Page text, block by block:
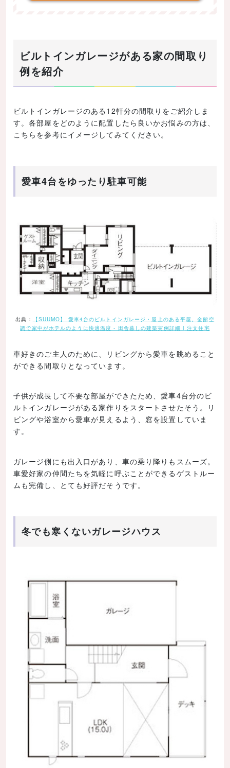
ポイント
部屋の配置
玄関からの動線
コストの問題
ビルトインガレージがある家の間取り
例を紹介
ビルトインガレージのある12軒分の間取りをご紹介しま
す。各部屋をどのように配置したら良いかお悩みの方は、
こちらを参考にイメージしてみてください。
愛車4台をゆったり駐車可能
出典：
【SUUMO】 愛車4台のビルトインガレージ・屋上のある平屋。全館空
調で家中がホテルのように快適温度 - 田舎暮しの建築実例詳細 | 注文住宅
車好きのご主人のために、リビングから愛車を眺めること
ができる間取りとなっています。
子供が成長して不要な部屋ができたため、愛車4台分のビ
ルトインガレージがある家作りをスタートさせたそう。リ
ビングや浴室から愛車が見えるよう、窓を設置していま
す。
ガレージ側にも出入口があり、車の乗り降りもスムーズ。
車愛好家の仲間たちを気軽に呼ぶことができるゲストルー
ムも完備し、とても好評だそうです。
冬でも寒くないガレージハウス